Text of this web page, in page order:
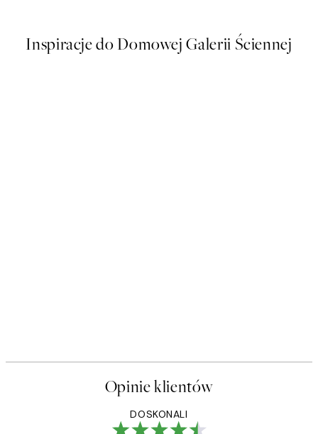
Inspiracje do Domowej Galerii Ściennej
Opinie klientów
DOSKONALI